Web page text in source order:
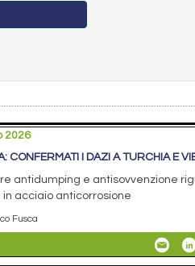
2026
CONFERMATI I DAZI A TURCHIA E
antidumping e antisovvenzione
in acciaio anticorrosione
Fusca